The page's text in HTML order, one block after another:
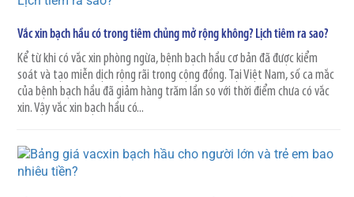
Vắc xin bạch hầu có trong tiêm chủng mở rộng không? Lịch tiêm ra sao?
Kể từ khi có vắc xin phòng ngừa, bệnh bạch hầu cơ bản đã được kiểm
soát và tạo miễn dịch rộng rãi trong cộng đồng. Tại Việt Nam, số ca mắc
của bệnh bạch hầu đã giảm hàng trăm lần so với thời điểm chưa có vắc
xin. Vậy vắc xin bạch hầu có...